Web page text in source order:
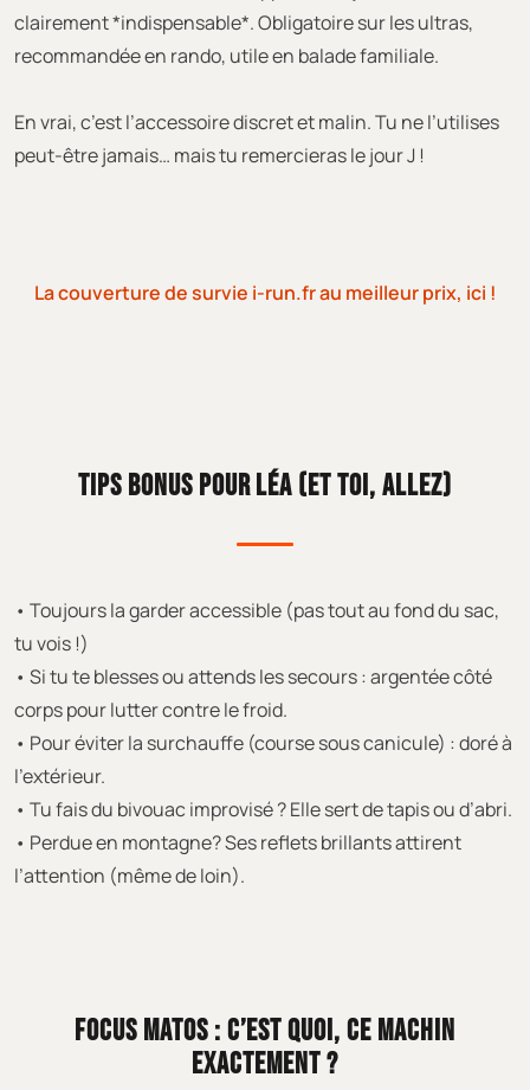
clairement *indispensable*. Obligatoire sur les ultras,
recommandée en rando, utile en balade familiale.
En vrai, c’est l’accessoire discret et malin. Tu ne l’utilises
peut-être jamais… mais tu remercieras le jour J !
La couverture de survie i-run.fr au meilleur prix, ici !
TIPS BONUS POUR LÉA (ET TOI, ALLEZ)
• Toujours la garder accessible (pas tout au fond du sac,
tu vois !)
• Si tu te blesses ou attends les secours : argentée côté
corps pour lutter contre le froid.
• Pour éviter la surchauffe (course sous canicule) : doré à
l’extérieur.
• Tu fais du bivouac improvisé ? Elle sert de tapis ou d’abri.
• Perdue en montagne? Ses reflets brillants attirent
l’attention (même de loin).
FOCUS MATOS : C’EST QUOI, CE MACHIN
EXACTEMENT ?